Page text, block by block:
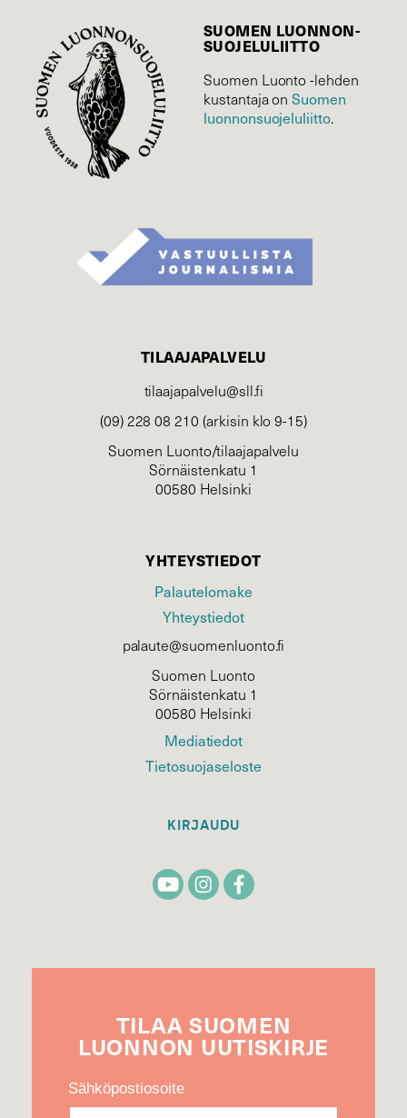
SUOMEN LUONNON­
SUOJELU­LIITTO
Suomen Luonto -lehden
kustantaja onSuomen
luonnonsuojelu­liitto.
TILAAJAPALVELU
tilaajapalvelu@sll.fi
(09) 228 08 210 (arkisin klo 9-15)
Suomen Luonto/tilaajapalvelu
Sörnäistenkatu 1
00580 Helsinki
YHTEYSTIEDOT
Palautelomake
Yhteystiedot
palaute@suomenluonto.fi
Suomen Luonto
Sörnäistenkatu 1
00580 Helsinki
Mediatiedot
Tietosuojaseloste
KIRJAUDU
TILAA SUOMEN
LUONNON UUTIS­KIRJE
Sähköpostiosoite